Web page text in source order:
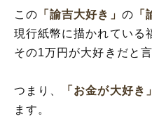
この 「諭吉大好き」 の 「
現行紙幣に描かれている
その1万円が大好きだと
つまり、 「お金が大好き」
ます。